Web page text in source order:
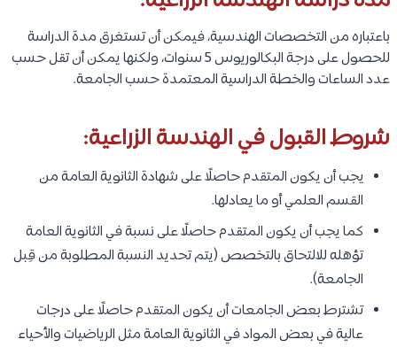
باعتباره من التخصصات الهندسية، فيمكن أن تستغرق مدة الدراسة
للحصول على درجة البكالوريوس 5 سنوات، ولكنها يمكن أن تقل حسب
عدد الساعات والخطة الدراسية المعتمدة حسب الجامعة.
شروط القبول في الهندسة الزراعية:
يجب أن يكون المتقدم حاصلًا على شهادة الثانوية العامة من
القسم العلمي أو ما يعادلها.
كما يجب أن يكون المتقدم حاصلًا على نسبة في الثانوية العامة
تؤهله للالتحاق بالتخصص (يتم تحديد النسبة المطلوبة من قِبل
الجامعة).
تشترط بعض الجامعات أن يكون المتقدم حاصلًا على درجات
عالية في بعض المواد في الثانوية العامة مثل الرياضيات والأحياء